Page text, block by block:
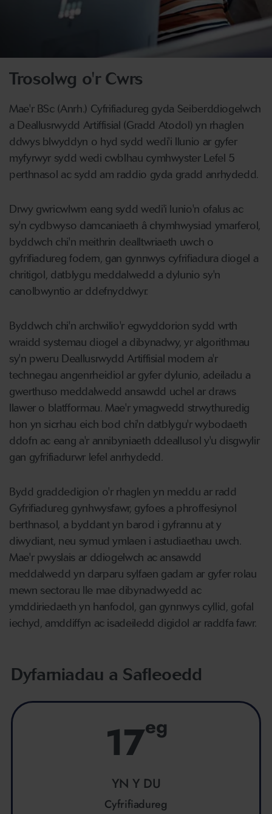
Trosolwg o'r Cwrs
Mae'r BSc (Anrh.) Cyfrifiadureg gyda Seiberddiogelwch
a Deallusrwydd Artiffisial (Gradd Atodol) yn rhaglen
ddwys blwyddyn o hyd sydd wedi'i llunio ar gyfer
myfyrwyr sydd wedi cwblhau cymhwyster Lefel 5
perthnasol ac sydd am raddio gyda gradd anrhydedd.
Drwy gwricwlwm eang sydd wedi'i lunio'n ofalus ac
sy'n cydbwyso damcaniaeth â chymhwysiad ymarferol,
byddwch chi'n meithrin dealltwriaeth uwch o
gyfrifiadureg fodern, gan gynnwys cyfrifiadura diogel a
chritigol, datblygu meddalwedd a dylunio sy'n
canolbwyntio ar ddefnyddwyr.
Byddwch chi'n archwilio'r egwyddorion sydd wrth
wraidd systemau diogel a dibynadwy, yr algorithmau
sy'n pweru Deallusrwydd Artiffisial modern a'r
technegau angenrheidiol ar gyfer dylunio, adeiladu a
gwerthuso meddalwedd ansawdd uchel ar draws
llawer o blatfformau. Mae'r ymagwedd strwythuredig
hon yn sicrhau eich bod chi'n datblygu'r wybodaeth
ddofn ac eang a'r annibyniaeth ddeallusol y'u disgwylir
gan gyfrifiadurwr lefel anrhydedd.
Bydd graddedigion o'r rhaglen yn meddu ar radd
Gyfrifiadureg gynhwysfawr, gyfoes a phroffesiynol
berthnasol, a byddant yn barod i gyfrannu at y
diwydiant, neu symud ymlaen i astudiaethau uwch.
Mae'r pwyslais ar ddiogelwch ac ansawdd
meddalwedd yn darparu sylfaen gadarn ar gyfer rolau
mewn sectorau lle mae dibynadwyedd ac
ymddiriedaeth yn hanfodol, gan gynnwys cyllid, gofal
iechyd, amddiffyn ac isadeiledd digidol ar raddfa fawr.
Dyfarniadau a Safleoedd
17eg
YN Y DU
Cyfrifiadureg